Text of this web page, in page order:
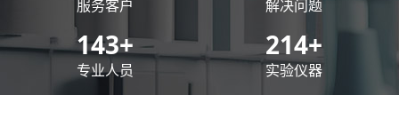
服务客户 解决问题
200+
专业人员
300+
实验仪器